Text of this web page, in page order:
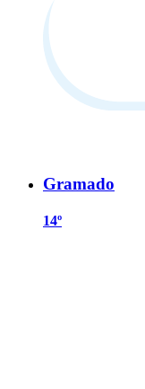
Gramado
14º